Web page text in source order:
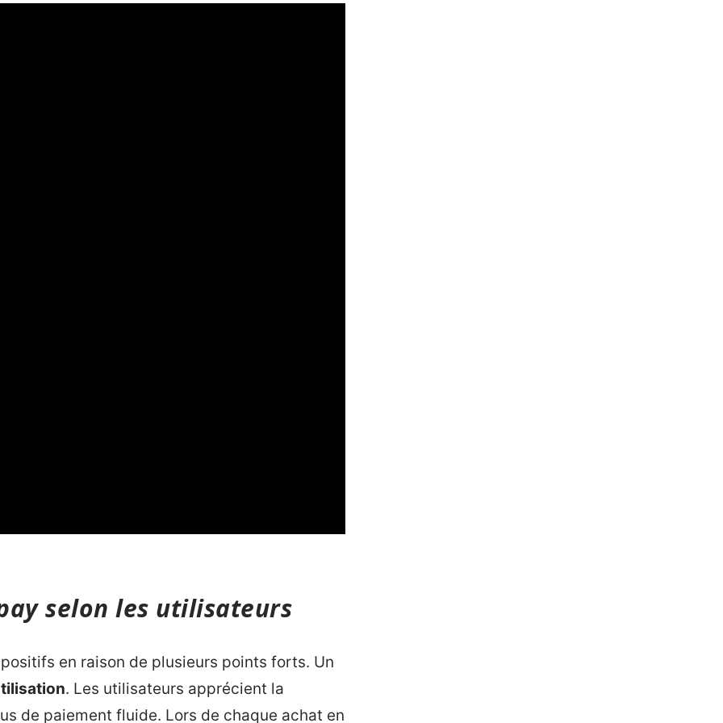
selon les utilisateurs
en raison de plusieurs points forts. Un
. Les utilisateurs apprécient la
de paiement fluide. Lors de chaque achat en